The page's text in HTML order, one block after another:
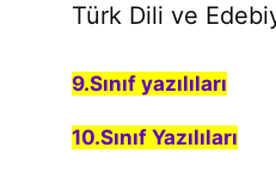
Türk Dili ve
9.Sınıf yazılıları
10.Sınıf Yazılıları